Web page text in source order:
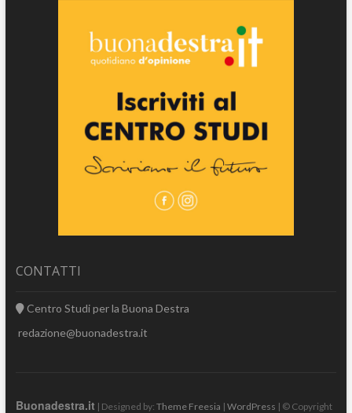
CONTATTI
Centro Studi per la Buona Destra
redazione@buonadestra.it
Buonadestra.it | Designed by: Theme Freesia | WordPress | © Copyright